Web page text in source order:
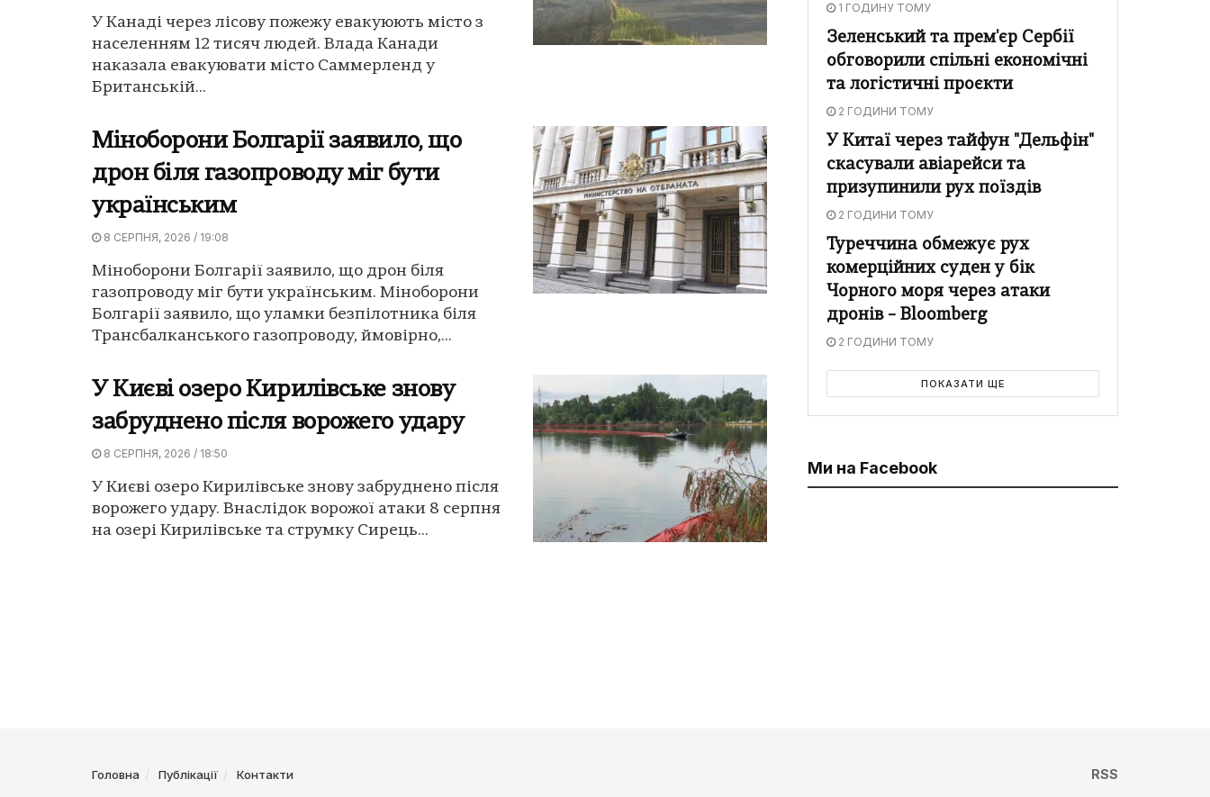
У Канаді через лісову пожежу евакуюють місто з
населенням 12 тисяч людей. Влада Канади
наказала евакуювати місто Саммерленд у
Британській...
Міноборони Болгарії заявило, що
дрон біля газопроводу міг бути
українським
8 СЕРПНЯ, 2026 / 19:08
Міноборони Болгарії заявило, що дрон біля
газопроводу міг бути українським. Міноборони
Болгарії заявило, що уламки безпілотника біля
Трансбалканського газопроводу, ймовірно,...
У Києві озеро Кирилівське знову
забруднено після ворожего удару
8 СЕРПНЯ, 2026 / 18:50
У Києві озеро Кирилівське знову забруднено після
ворожего удару. Внаслідок ворожої атаки 8 серпня
на озері Кирилівське та струмку Сирець...
1 ГОДИНУ ТОМУ
Зеленський та прем'єр Сербії
обговорили спільні економічні
та логістичні проєкти
2 ГОДИНИ ТОМУ
У Китаї через тайфун "Дельфін"
скасували авіарейси та
призупинили рух поїздів
2 ГОДИНИ ТОМУ
Туреччина обмежує рух
комерційних суден у бік
Чорного моря через атаки
дронів – Bloomberg
2 ГОДИНИ ТОМУ
ПОКАЗАТИ ЩЕ
Ми на Facebook
Головна Публікації Контакти RSS